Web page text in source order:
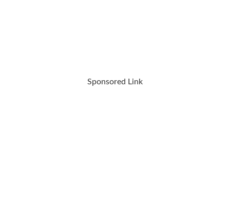
Sponsored Link